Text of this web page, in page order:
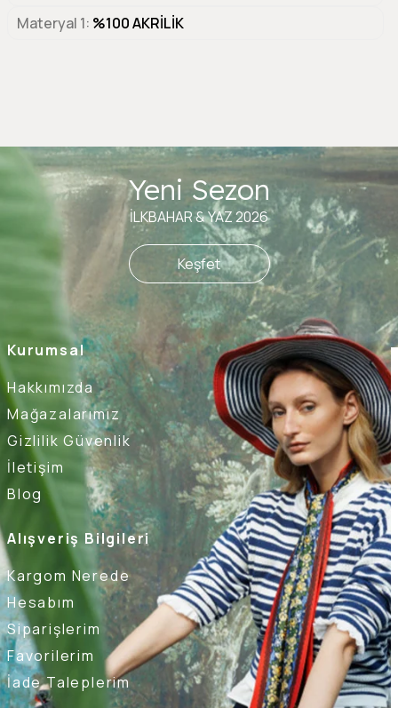
Materyal 1 %100 AKRİLİK
Kurumsal
Hakkımızda
Mağazalarımız
Gizlilik Güvenlik
İletişim
Blog
Alışveriş Bilgileri
Kargom Nerede
Hesabım
Siparişlerim
Favorilerim
İade Taleplerim
Yeni Sezon
İLKBAHAR & YAZ 2026
Keşfet